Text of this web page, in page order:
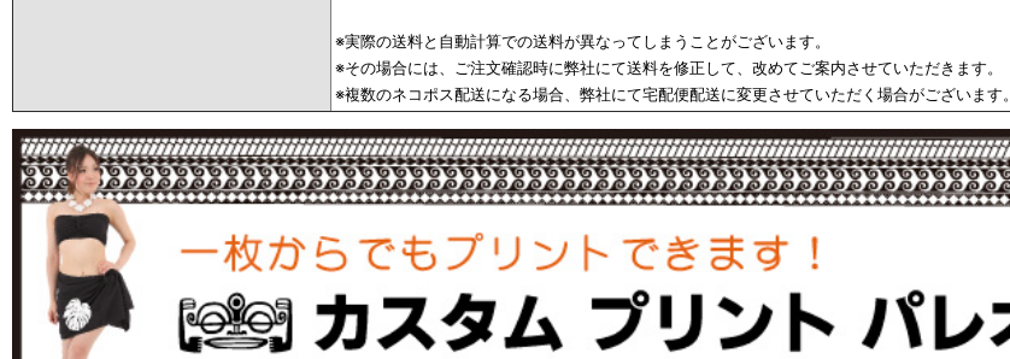
※実際の送料と自動計算での送料が異なってしまうことがございます。
※その場合には、ご注文確認時に弊社にて送料を修正して、改めてご案内させていただきます。
※複数のネコポス配送になる場合、弊社にて宅配便配送に変更させていただく場合がございます。